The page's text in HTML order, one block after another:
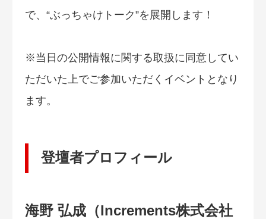
で、“ぶっちゃけトーク”を展開します！
※当日の公開情報に関する取扱に同意してい
ただいた上でご参加いただくイベントとなり
ます。
登壇者プロフィール
海野 弘成（Increments株式会社